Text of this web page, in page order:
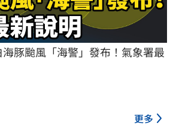
海豚颱風「海警」發布！氣象署最
更多